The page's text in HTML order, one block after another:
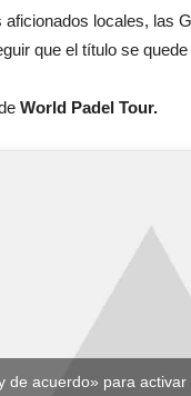
locales, las
que el título se
World Padel Tour.
de acuerdo» para activar